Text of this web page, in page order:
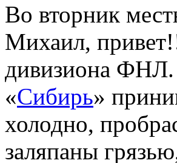
Во вторник
Михаил,
дивизиона ФНЛ.
«Сибирь»
холодно,
заляпаны